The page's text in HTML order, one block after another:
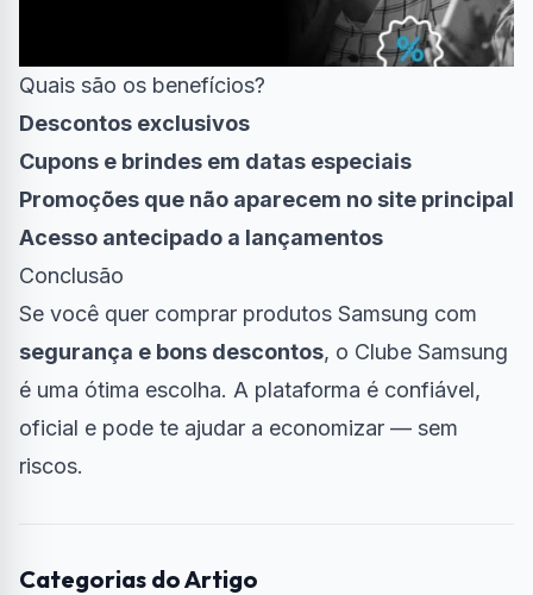
Quais são os benefícios?
Descontos exclusivos
Cupons e brindes em datas especiais
Promoções que não aparecem no site principal
Acesso antecipado a lançamentos
Conclusão
Se você quer comprar produtos Samsung com
segurança e bons descontos, o Clube Samsung
é uma ótima escolha. A plataforma é confiável,
oficial e pode te ajudar a economizar — sem
riscos.
Categorias do Artigo